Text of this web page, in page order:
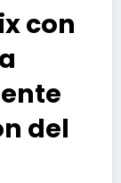
con
del